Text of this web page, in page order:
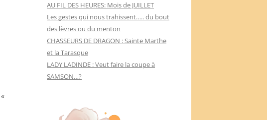
«
AU FIL DES HEURES: Mois de JUILLET
Les gestes qui nous trahissent….. du bout
des lèvres ou du menton
CHASSEURS DE DRAGON : Sainte Marthe
et la Tarasque
LADY LADINDE : Veut faire la coupe à
SAMSON…?